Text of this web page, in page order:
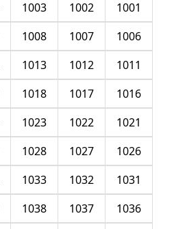
1001
1002
1003
1006
1007
1008
1011
1012
1013
1016
1017
1018
1021
1022
1023
1026
1027
1028
1031
1032
1033
1036
1037
1038